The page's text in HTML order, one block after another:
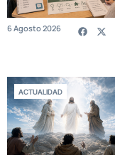
6 Agosto 2026
ACTUALIDAD